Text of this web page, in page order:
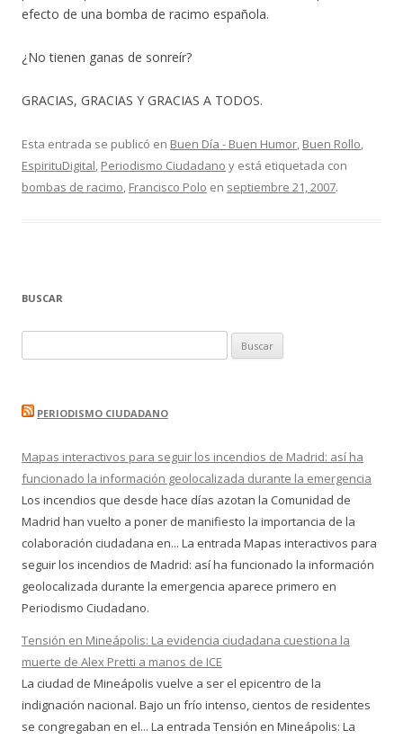
efecto de una bomba de racimo española.
¿No tienen ganas de sonreír?
GRACIAS, GRACIAS Y GRACIAS A TODOS.
Esta entrada se publicó en Buen Día - Buen Humor, Buen Rollo,
EspirituDigital, Periodismo Ciudadano y está etiquetada con
bombas de racimo, Francisco Polo en septiembre 21, 2007.
BUSCAR
PERIODISMO CIUDADANO
Mapas interactivos para seguir los incendios de Madrid: así ha
funcionado la información geolocalizada durante la emergencia
Los incendios que desde hace días azotan la Comunidad de
Madrid han vuelto a poner de manifiesto la importancia de la
colaboración ciudadana en... La entrada Mapas interactivos para
seguir los incendios de Madrid: así ha funcionado la información
geolocalizada durante la emergencia aparece primero en
Periodismo Ciudadano.
Tensión en Mineápolis: La evidencia ciudadana cuestiona la
muerte de Alex Pretti a manos de ICE
La ciudad de Mineápolis vuelve a ser el epicentro de la
indignación nacional. Bajo un frío intenso, cientos de residentes
se congregaban en el... La entrada Tensión en Mineápolis: La